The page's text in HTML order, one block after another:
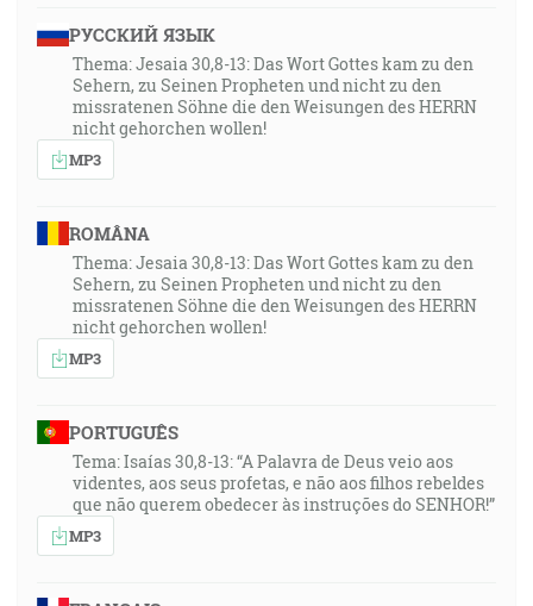
РУССКИЙ ЯЗЫК
Thema: Jesaia 30,8-13: Das Wort Gottes kam zu den
Sehern, zu Seinen Propheten und nicht zu den
missratenen Söhne die den Weisungen des HERRN
nicht gehorchen wollen!
MP3
ROMÂNA
Thema: Jesaia 30,8-13: Das Wort Gottes kam zu den
Sehern, zu Seinen Propheten und nicht zu den
missratenen Söhne die den Weisungen des HERRN
nicht gehorchen wollen!
MP3
PORTUGUÊS
Tema: Isaías 30,8-13: “A Palavra de Deus veio aos
videntes, aos seus profetas, e não aos filhos rebeldes
que não querem obedecer às instruções do SENHOR!”
MP3